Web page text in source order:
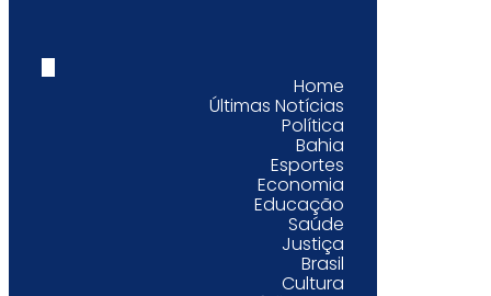
Home
Últimas Notícias
Política
Bahia
Esportes
Economia
Educação
Saúde
Justiça
Brasil
Cultura